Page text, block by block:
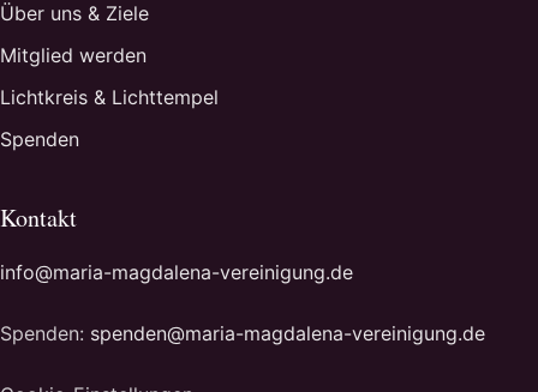
Über uns & Ziele
Mitglied werden
Lichtkreis & Lichttempel
Spenden
Kontakt
info@maria-magdalena-vereinigung.de
Spenden: spenden@maria-magdalena-vereinigung.de